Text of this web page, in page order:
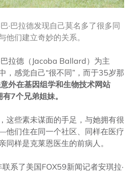
·巴拉德发现自己莫名多了很多同
他们建立奇妙的关系。
拉德（Jacoba Ballard）为主
，感觉自己“很不同”，而于35岁那
外在基因组学和生物技术网站
7个兄弟姐妹。
这些素未谋面的手足，与她拥有很
们住在同一个社区、同样在医疗
同样是克莱恩医生的前病人。
系了美国FOX59新闻记者安琪拉·